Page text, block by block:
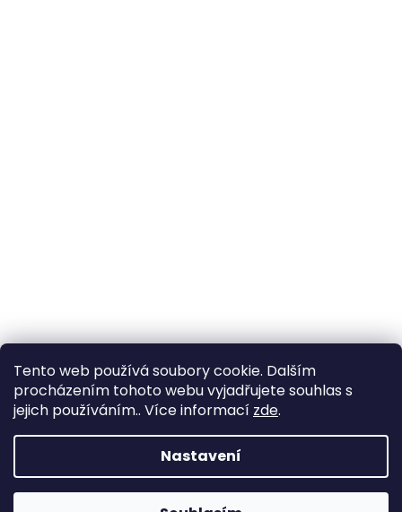
Tento web používá soubory cookie. Dalším
procházením tohoto webu vyjadřujete souhlas s
jejich používáním.. Více informací zde.
Nastavení